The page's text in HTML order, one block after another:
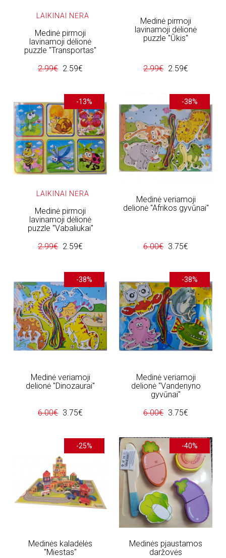
LAIKINAI NĖRA
Medinė pirmoji
lavinamoji dėlionė
puzzle "Transportas"
2.99€ 2.59€
Medinė pirmoji
lavinamoji dėlionė
puzzle "Ūkis"
2.99€ 2.59€
-13%
LAIKINAI NĖRA
Medinė pirmoji
lavinamoji dėlionė
puzzle "Vabaliukai"
2.99€ 2.59€
-38%
Medinė veriamoji
delionė "Afrikos gyvūnai"
6.00€ 3.75€
-38%
Medinė veriamoji
delionė "Dinozaurai"
6.00€ 3.75€
-38%
Medinė veriamoji
delionė "Vandenyno
gyvūnai"
6.00€ 3.75€
-25%
Medinės kaladėlės
"Miestas"
-40%
Medinės pjaustamos
daržovės